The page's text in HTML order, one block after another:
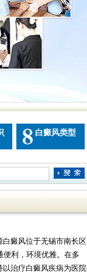
白癜风类型
癜风位于无锡市南长区
便利，环境优雅。在多
以治疗白癜风疾病为医院